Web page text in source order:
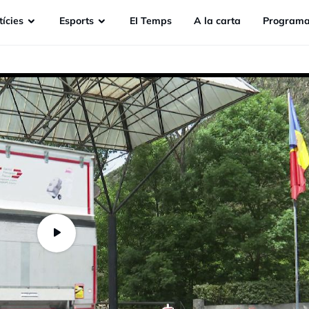
Esports EI Temps A la carta